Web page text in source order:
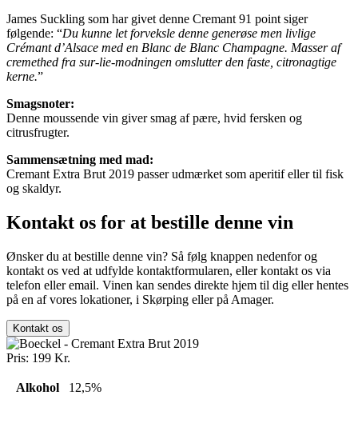
James Suckling som har givet denne Cremant 91 point siger
følgende: “Du kunne let forveksle denne generøse men livlige
Crémant d’Alsace med en Blanc de Blanc Champagne. Masser af
cremethed fra sur-lie-modningen omslutter den faste, citronagtige
kerne.”
Smagsnoter:
Denne moussende vin giver smag af pære, hvid fersken og
citrusfrugter.
Sammensætning med mad:
Cremant Extra Brut 2019 passer udmærket som aperitif eller til fisk
og skaldyr.
Kontakt os for at bestille denne vin
Ønsker du at bestille denne vin? Så følg knappen nedenfor og
kontakt os ved at udfylde kontaktformularen, eller kontakt os via
telefon eller email. Vinen kan sendes direkte hjem til dig eller hentes
på en af vores lokationer, i Skørping eller på Amager.
Kontakt os
Pris: 199 Kr.
Alkohol 12,5%